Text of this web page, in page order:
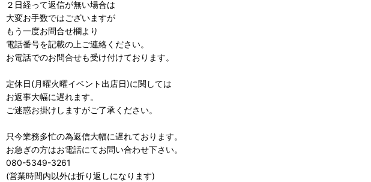
２日経って返信が無い場合は
大変お手数ではございますが
もう一度お問合せ欄より
電話番号を記載の上ご連絡ください。
お電話でのお問合せも受け付けております。
定休日(月曜火曜イベント出店日)に関しては
お返事大幅に遅れます。
ご迷惑お掛けしますがご了承ください。
只今業務多忙の為返信大幅に遅れております。
お急ぎの方はお電話にてお問い合わせ下さい。
080-5349-3261
(営業時間内以外は折り返しになります)